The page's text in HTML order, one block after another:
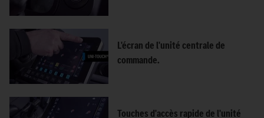
L'écran de l'unité centrale de
commande.
Touches d'accès rapide de l'unité